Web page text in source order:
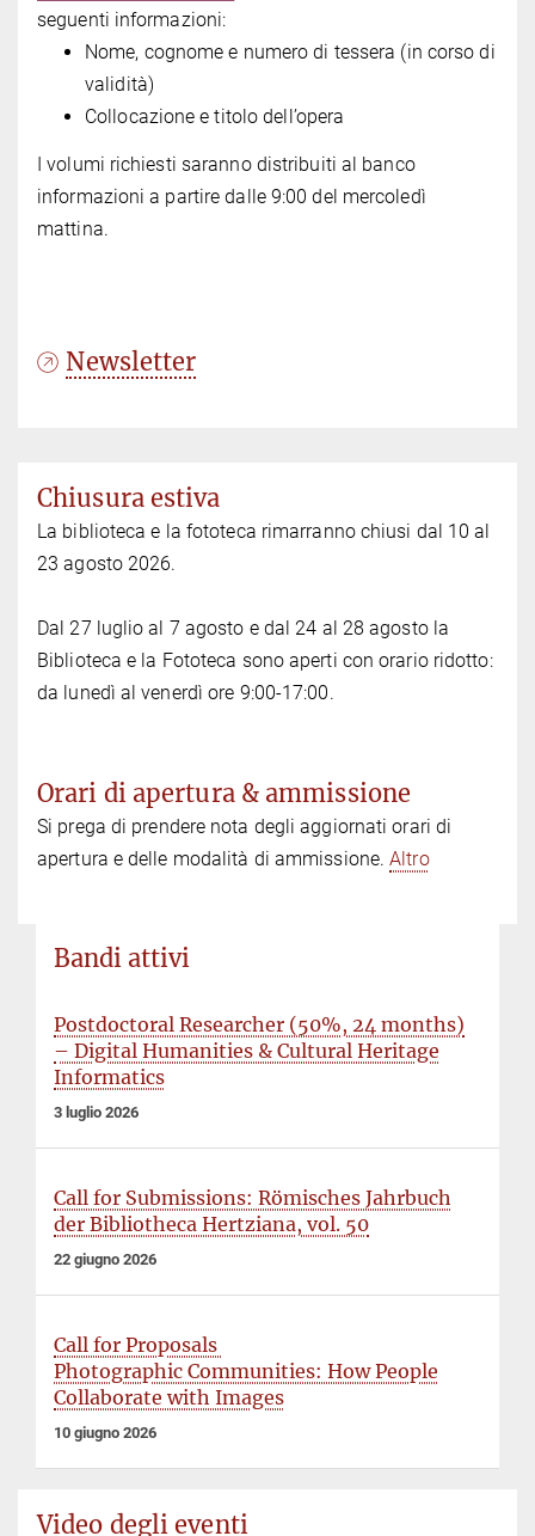
seguenti informazioni:
Nome, cognome e numero di tessera (in corso di
validità)
Collocazione e titolo dell’opera
I volumi richiesti saranno distribuiti al banco
informazioni a partire dalle 9:00 del mercoledì
mattina.
Newsletter
Chiusura estiva
La biblioteca e la fototeca rimarranno chiusi dal 10 al
23 agosto 2026.
Dal 27 luglio al 7 agosto e dal 24 al 28 agosto la
Biblioteca e la Fototeca sono aperti con orario ridotto:
da lunedì al venerdì ore 9:00-17:00.
Orari di apertura & ammissione
Si prega di prendere nota degli aggiornati orari di
apertura e delle modalità di ammissione.Altro
Bandi attivi
Postdoctoral Researcher (50%, 24 months)
– Digital Humanities & Cultural Heritage
Informatics
3 luglio 2026
Call for Submissions: Römisches Jahrbuch
der Bibliotheca Hertziana, vol. 50
22 giugno 2026
Call for Proposals
Photographic Communities: How People
Collaborate with Images
10 giugno 2026
Video degli eventi